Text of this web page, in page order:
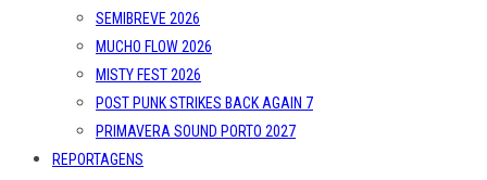
SEMIBREVE 2026
MUCHO FLOW 2026
MISTY FEST 2026
POST PUNK STRIKES BACK AGAIN 7
PRIMAVERA SOUND PORTO 2027
REPORTAGENS